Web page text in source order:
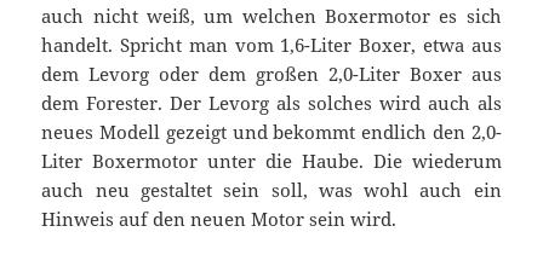
auch nicht weiß, um welchen Boxermotor es sich
handelt. Spricht man vom 1,6-Liter Boxer, etwa aus
dem Levorg oder dem großen 2,0-Liter Boxer aus
dem Forester. Der Levorg als solches wird auch als
neues Modell gezeigt und bekommt endlich den 2,0-
Liter Boxermotor unter die Haube. Die wiederum
auch neu gestaltet sein soll, was wohl auch ein
Hinweis auf den neuen Motor sein wird.